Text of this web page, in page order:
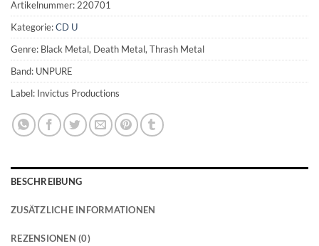
Artikelnummer:220701
Kategorie:CD U
Genre: Black Metal, Death Metal, Thrash Metal
Band: UNPURE
Label: Invictus Productions
BESCHREIBUNG
ZUSÄTZLICHE INFORMATIONEN
REZENSIONEN (0)